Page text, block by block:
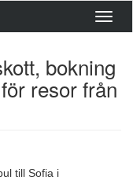
bokning
resor från
till Sofia i